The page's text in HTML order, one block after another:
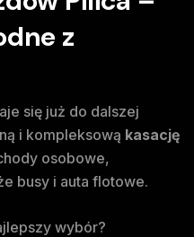
z
się już do dalszej
i kompleksową kasację
osobowe,
busy i auta flotowe.
wybór?